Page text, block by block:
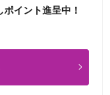
イント進呈中！